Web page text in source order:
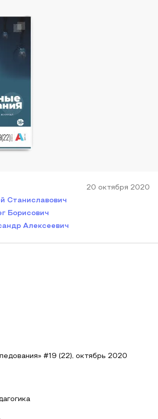
Станиславович
Борисович
Алексеевич
20 октября 2020
#19 (22), октябрь 2020